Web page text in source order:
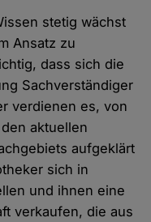
stetig wächst
Ansatz zu
dass sich die
Sachverständiger
verdienen es, von
aktuellen
aufgeklärt
sich in
und ihnen eine
verkaufen, die aus